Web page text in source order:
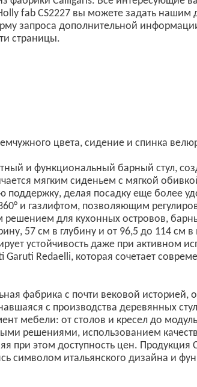
fab CS2227 вы можете задать нашим
запроса дополнительной
страницы.
цвета, сидение и спинка
и функциональный барный стул,
мягким сиденьем с мягкой
поддержку, делая посадку еще более
и газлифтом, позволяющим
решением для кухонных островов,
57 см в глубину и от 96,5 до 114 см
устойчивость даже при активном
Garuti Redaelli, которая сочетает
фабрика с почти вековой историей,
с производства деревянных
мебели: от столов и кресел до
решениями, использованием
при этом доступность цен. Продукция
символом итальянского дизайна и